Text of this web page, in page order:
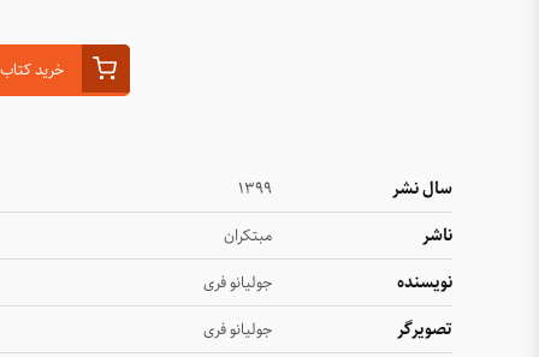
خرید
سال نشر
1399
ناشر
مبتکران
نویسنده جولیانو فری
تصویرگر جولیانو فری